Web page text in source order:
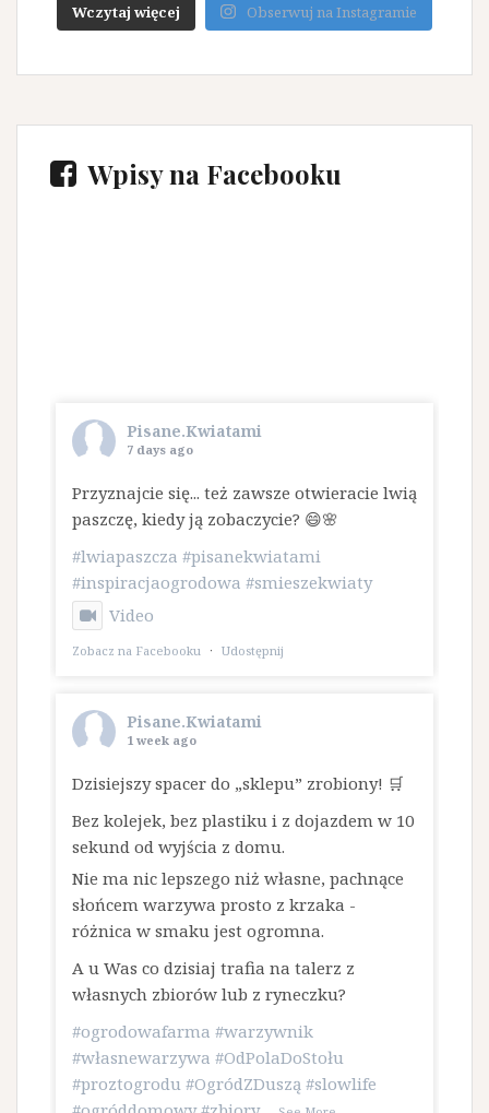
Wczytaj więcej Obserwuj na Instagramie
Wpisy na Facebooku
Pisane.Kwiatami
7 days ago
Przyznajcie się... też zawsze otwieracie lwią
paszczę, kiedy ją zobaczycie? 😄🌸
#lwiapaszcza #pisanekwiatami
#inspiracjaogrodowa #smieszekwiaty
Video
Zobacz na Facebooku · Udostępnij
Pisane.Kwiatami
1 week ago
Dzisiejszy spacer do „sklepu” zrobiony! 🛒
Bez kolejek, bez plastiku i z dojazdem w 10
sekund od wyjścia z domu.
​Nie ma nic lepszego niż własne, pachnące
słońcem warzywa prosto z krzaka -
różnica w smaku jest ogromna.
A u Was co dzisiaj trafia na talerz z
własnych zbiorów lub z ryneczku?
#ogrodowafarma #warzywnik
#własnewarzywa #OdPolaDoStołu
#proztogrodu #OgródZDuszą #slowlife